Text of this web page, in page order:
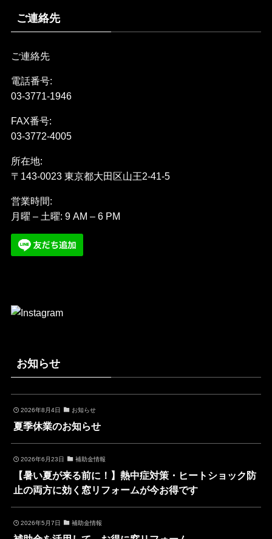
ご連絡先
ご連絡先
電話番号:
03-3771-1946
FAX番号:
03-3772-4005
所在地:
〒143-0023 東京都大田区山王2-41-5
営業時間:
月曜 – 土曜: 9 AM – 6 PM
お知らせ
2026年8月4日 お知らせ
夏季休業のお知らせ
2026年6月23日 補助金情報
【暑い夏が来る前に！】熱中症対策・ヒートショック防
止の両方に効く窓リフォームが今お得です
2026年5月7日 補助金情報